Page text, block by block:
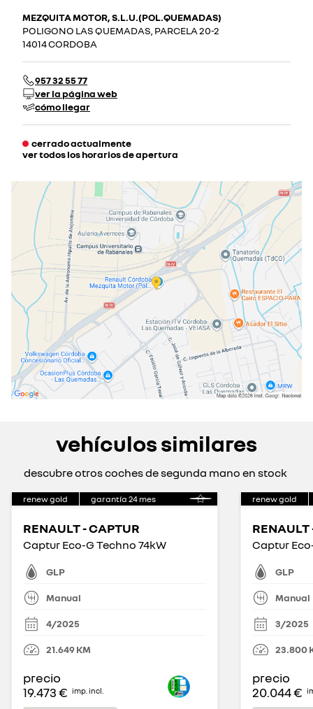
MEZQUITA MOTOR, S.L.U.(POL.QUEMADAS)
POLIGONO LAS QUEMADAS, PARCELA 20-2
14014 CORDOBA
957 32 55 77
ver la página web
cómo llegar
cerrado actualmente
ver todos los horarios de apertura
martes
09:00 - 14:0016:00 - 20:30
miércoles
09:00 - 14:00 16:00 - 20:30
jueves
09:00 - 14:0016:00 - 20:30
viernes
09:00 - 14:00
16:00 - 20:30
sábado
09:00 - 13:00
cerrado actualmente
domingo
cerrado actualmente
vehículos similares
descubre otros coches de segunda mano en stock
renew gold garantía 24 mes
RENAULT - CAPTUR
Captur Eco-G Techno 74kW
GLP
Manual
4/2025
21.649KM
precio
19.473 € imp. incl.
renew gold
RENAULT
Captur
GLP
Manual
3/2025
23.800
precio
20.044 €